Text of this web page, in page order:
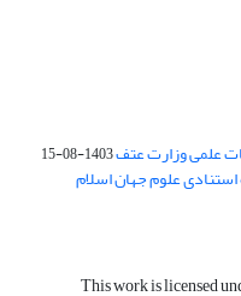
علمی وزارت عتف1403-08-15
علوم جهان اسلام
This work is licensed